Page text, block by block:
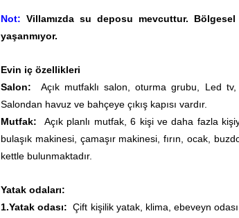
Not: Villamızda su deposu mevcuttur.
yaşanmıyor.
Evin iç özellikleri
Salon: Açık mutfaklı salon, oturma grubu, Led tv,
Salondan havuz ve bahçeye çıkış kapısı vardır.
Mutfak: Açık planlı mutfak, 6 kişi ve daha fazla
bulaşık makinesi, çamaşır makinesi, fırın, ocak,
kettle bulunmaktadır.
Yatak odaları:
1.Yatak odası: Çift kişilik yatak, klima, ebeveyn